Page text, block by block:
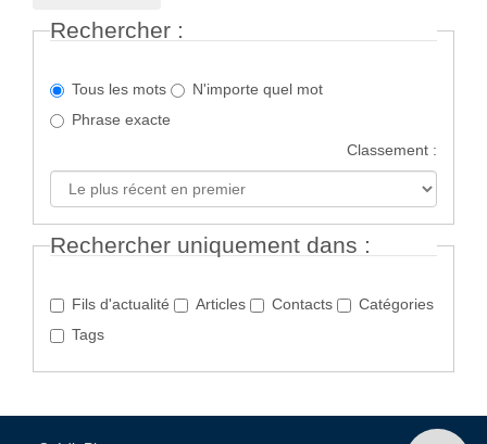
Rechercher :
Tous les mots
N'importe quel mot
Phrase exacte
Classement :
Rechercher uniquement dans :
Fils d'actualité Articles Contacts
Catégories
Tags